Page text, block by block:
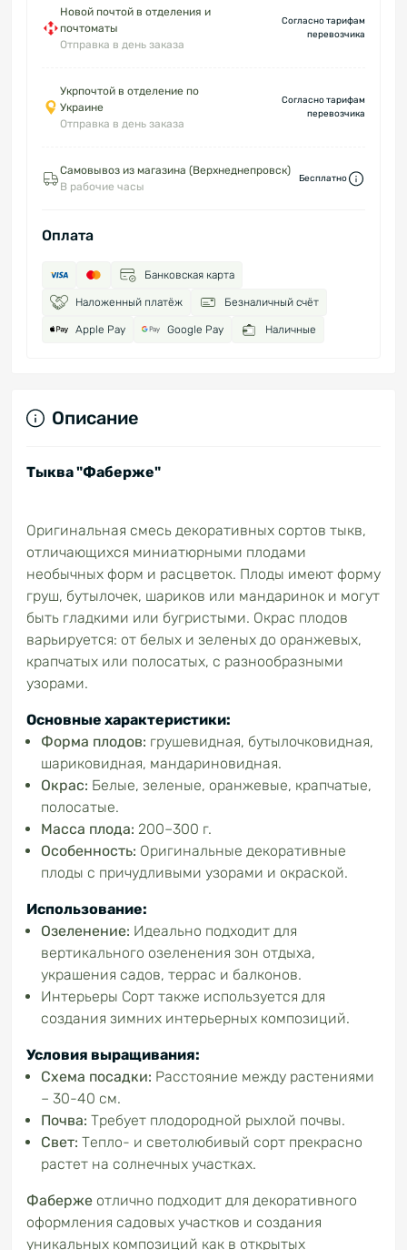
Новой почтой в отделения и
почтоматы
Отправка в день заказа
Согласно тарифам
перевозчика
Укрпочтой в отделение по
Украине
Отправка в день заказа
Согласно тарифам
перевозчика
Самовывоз из магазина (Верхнеднепровск)
В рабочие часы
Бесплатно
Оплата
Банковская карта
Наложенный платёж Безналичный счёт
Apple Pay Google Pay Наличные
Описание
Тыква "Фаберже"
Оригинальная смесь декоративных сортов тыкв,
отличающихся миниатюрными плодами
необычных форм и расцветок. Плоды имеют форму
груш, бутылочек, шариков или мандаринок и могут
быть гладкими или бугристыми. Окрас плодов
варьируется: от белых и зеленых до оранжевых,
крапчатых или полосатых, с разнообразными
узорами.
Основные характеристики:
Форма плодов: грушевидная, бутылочковидная,
шариковидная, мандариновидная.
Окрас: Белые, зеленые, оранжевые, крапчатые,
полосатые.
Масса плода: 200–300 г.
Особенность: Оригинальные декоративные
плоды с причудливыми узорами и окраской.
Использование:
Озеленение: Идеально подходит для
вертикального озеленения зон отдыха,
украшения садов, террас и балконов.
Интерьеры Сорт также используется для
создания зимних интерьерных композиций.
Условия выращивания:
Схема посадки: Расстояние между растениями
– 30-40 см.
Почва: Требует плодородной рыхлой почвы.
Свет: Тепло- и светолюбивый сорт прекрасно
растет на солнечных участках.
Фаберже отлично подходит для декоративного
оформления садовых участков и создания
уникальных композиций как в открытых